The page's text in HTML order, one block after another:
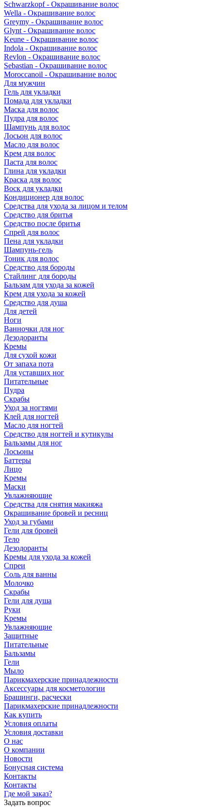
Schwarzkopf - Окрашивание волос
Wella - Окрашивание волос
Greymy - Окрашивание волос
Glynt - Окрашивание волос
Keune - Окрашивание волос
Indola - Окрашивание волос
Revlon - Окрашивание волос
Sebastian - Окрашивание волос
Moroccanoil - Окрашивание волос
Для мужчин
Гель для укладки
Помада для укладки
Маска для волос
Пудра для волос
Шампунь для волос
Лосьон для волос
Масло для волос
Крем для волос
Паста для волос
Глина для укладки
Краска для волос
Воск для укладки
Кондиционер для волос
Средства для ухода за лицом и телом
Средство для бритья
Средство после бритья
Спрей для волос
Пена для укладки
Шампунь-гель
Тоник для волос
Средство для бороды
Стайлинг для бороды
Бальзам для ухода за кожей
Крем для ухода за кожей
Средство для душа
Для детей
Ноги
Ванночки для ног
Дезодоранты
Кремы
Для сухой кожи
От запаха пота
Для уставших ног
Питательные
Пудра
Скрабы
Уход за ногтями
Клей для ногтей
Масло для ногтей
Средство для ногтей и кутикулы
Бальзамы для ног
Лосьоны
Баттеры
Лицо
Кремы
Маски
Увлажняющие
Средства для снятия макияжа
Окрашивание бровей и ресниц
Уход за губами
Гели для бровей
Тело
Дезодоранты
Кремы для ухода за кожей
Спреи
Соль для ванны
Молочко
Скрабы
Гели для душа
Руки
Кремы
Увлажняющие
Защитные
Питательные
Бальзамы
Гели
Мыло
Парикмахерские принадлежности
Аксессуары для косметологии
Брашинги, расчески
Парикмахерские принадлежности
Как купить
Условия оплаты
Условия доставки
О нас
О компании
Новости
Бонусная система
Контакты
Контакты
Где мой заказ?
Задать вопрос